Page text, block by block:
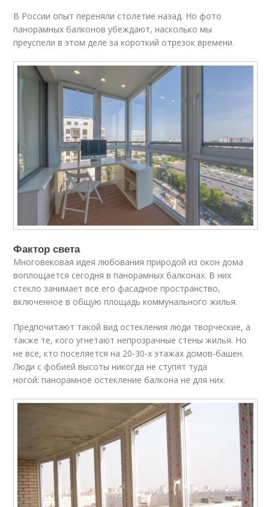
В России опыт переняли столетие назад. Но фото
панорамных балконов убеждают, насколько мы
преуспели в этом деле за короткий отрезок времени.
Фактор света
Многовековая идея любования природой из окон дома
воплощается сегодня в панорамных балконах. В них
стекло занимает все его фасадное пространство,
включенное в общую площадь коммунального жилья.
Предпочитают такой вид остекления люди творческие, а
также те, кого угнетают непрозрачные стены жилья. Но
не все, кто поселяется на 20-30-х этажах домов-башен.
Люди с фобией высоты никогда не ступят туда
ногой: панорамное остекление балкона не для них.